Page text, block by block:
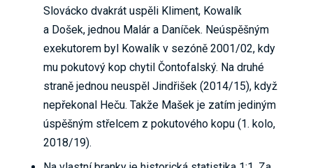
Slovácko dvakrát uspěli Kliment, Kowalík
a Došek, jednou Malár a Daníček. Neúspěšným
exekutorem byl Kowalík v sezóně 2001/02, kdy
mu pokutový kop chytil Čontofalský. Na druhé
straně jednou neuspěl Jindřišek (2014/15), když
nepřekonal Heču. Takže Mašek je zatím jediným
úspěšným střelcem z pokutového kopu (1. kolo,
2018/19).